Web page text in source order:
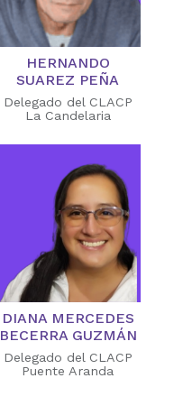
HERNANDO
SUAREZ PEÑA
Delegado del CLACP
La Candelaria
DIANA MERCEDES
BECERRA GUZMÁN
Delegado del CLACP
Puente Aranda